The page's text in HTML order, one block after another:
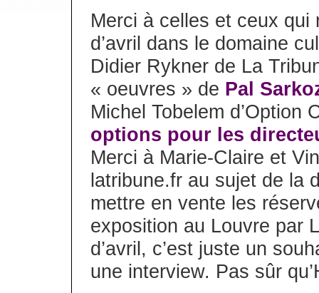
Merci à celles et ceux qui
d’avril dans le domaine
Didier Rykner de La
« oeuvres » de Pal
Michel Tobelem d’Option
options pour les
Merci à Marie-Claire et
latribune.fr au sujet de la
mettre en vente les
exposition au Louvre par
d’avril, c’est juste un
une interview. Pas sûr